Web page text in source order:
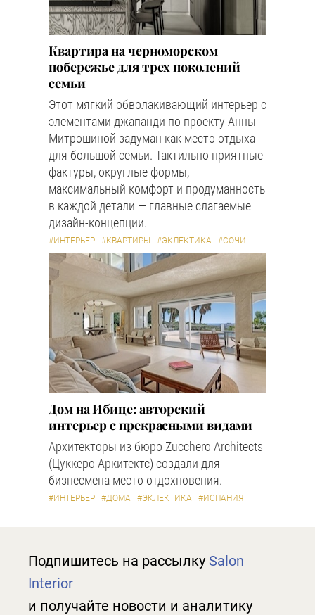
Квартира на черноморском
побережье для трех поколений
семьи
Этот мягкий обволакивающий интерьер с
элементами джапанди по проекту Анны
Митрошиной задуман как место отдыха
для большой семьи. Тактильно приятные
фактуры, округлые формы,
максимальный комфорт и продуманность
в каждой детали — главные слагаемые
дизайн-концепции.
#ИНТЕРЬЕР #КВАРТИРЫ #ЭКЛЕКТИКА #СОЧИ
Дом на Ибице: авторский
интерьер с прекрасными видами
Архитекторы из бюро Zucchero Architects
(Цуккеро Аркитектс) создали для
бизнесмена место отдохновения.
#ИНТЕРЬЕР #ДОМА #ЭКЛЕКТИКА #ИСПАНИЯ
Подпишитесь на рассылку Salon
Interior
и получайте новости и аналитику